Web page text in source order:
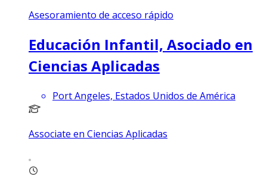
Asesoramiento de acceso rápido
Educación Infantil, Asociado en
Ciencias Aplicadas
Port Angeles, Estados Unidos de América
Associate en Ciencias Aplicadas